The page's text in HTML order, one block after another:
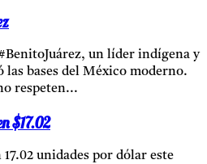
un líder indígena y
las bases del México moderno.
respeten...
$17.02
unidades por dólar este